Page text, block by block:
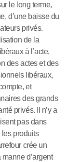
le long terme,
d’une baisse du
privés.
de la
à l’acte,
des actes et des
libéraux,
et
des grands
privés. Il n’y a
pas dans
les produits
crée un
d’argent